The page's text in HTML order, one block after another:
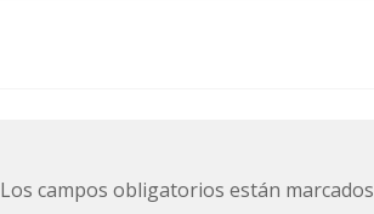
Los campos obligatorios están marcados